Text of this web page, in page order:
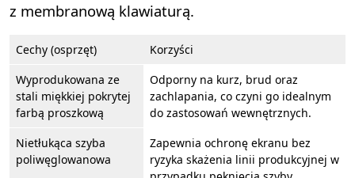
z membranową klawiaturą.
Cechy (osprzęt)
Korzyści
Wyprodukowana ze
stali miękkiej pokrytej
farbą proszkową
Odporny na kurz, brud oraz
zachlapania, co czyni go idealnym
do zastosowań wewnętrznych.
Nietłukąca szyba
poliwęglowanowa
Zapewnia ochronę ekranu bez
ryzyka skażenia linii produkcyjnej w